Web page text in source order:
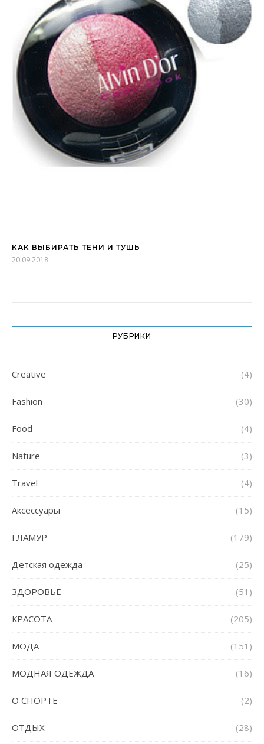
КАК ВЫБИРАТЬ ТЕНИ И ТУШЬ
20.09.2018
РУБРИКИ
Creative (4)
Fashion (30)
Food (4)
Nature (3)
Travel (4)
Аксессуары (15)
ГЛАМУР (179)
Детская одежда (25)
ЗДОРОВЬЕ (51)
КРАСОТА (205)
МОДА (151)
МОДНАЯ ОДЕЖДА (16)
О СПОРТЕ (2)
ОТДЫХ (28)